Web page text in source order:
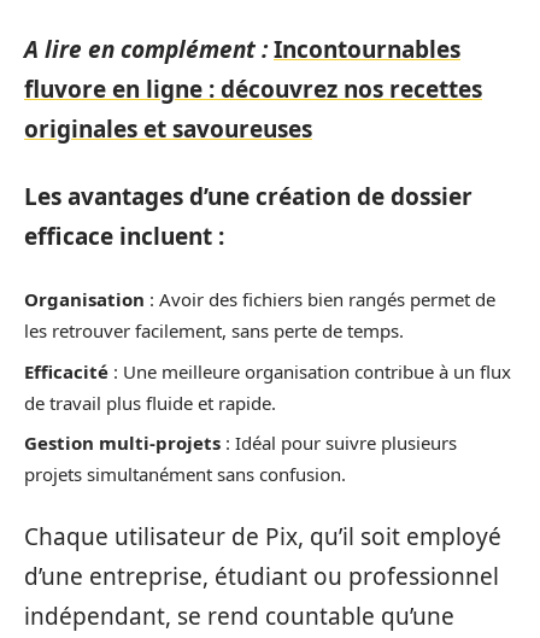
A lire en complément :Incontournables
fluvore en ligne : découvrez nos recettes
originales et savoureuses
Les avantages d’une création de dossier
efficace incluent :
Organisation : Avoir des fichiers bien rangés permet de
les retrouver facilement, sans perte de temps.
Efficacité : Une meilleure organisation contribue à un flux
de travail plus fluide et rapide.
Gestion multi-projets : Idéal pour suivre plusieurs
projets simultanément sans confusion.
Chaque utilisateur de Pix, qu’il soit employé
d’une entreprise, étudiant ou professionnel
indépendant, se rend countable qu’une